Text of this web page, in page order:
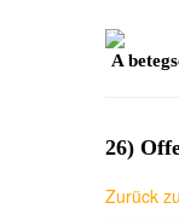
A
26)
Zurück